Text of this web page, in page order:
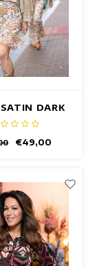
DARK
TOP
€49,00